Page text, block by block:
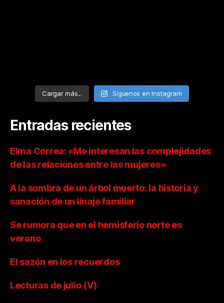
Cargar más... Síguenos en Instagram
Entradas recientes
Elma Correa: «Me interesan las complejidades
de las relaciones entre las mujeres»
A la sombra de un árbol muerto: la historia y
sanación de un linaje familiar
Se rumora que en el hemisferio norte es
verano
El sazón en los recuerdos
Lecturas de julio (V)